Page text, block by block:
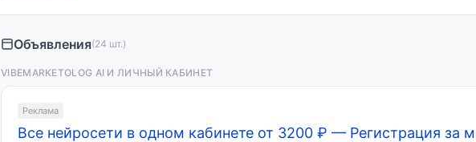
Объявления(24 шт.)
VIBEMARKETOLOG AI И ЛИЧНЫЙ КАБИНЕТ
Реклама
Все нейросети в одном кабинете от 3200 ₽ — Регистрация за